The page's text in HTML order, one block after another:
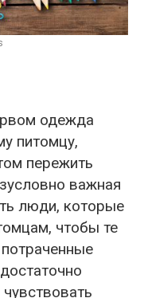
одежда
питомцу,
пережить
важная
люди, которые
чтобы те